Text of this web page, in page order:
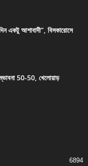
একটু আশাবাদী”, বিসকারোসে
50-50, খেলোয়াড়
6894